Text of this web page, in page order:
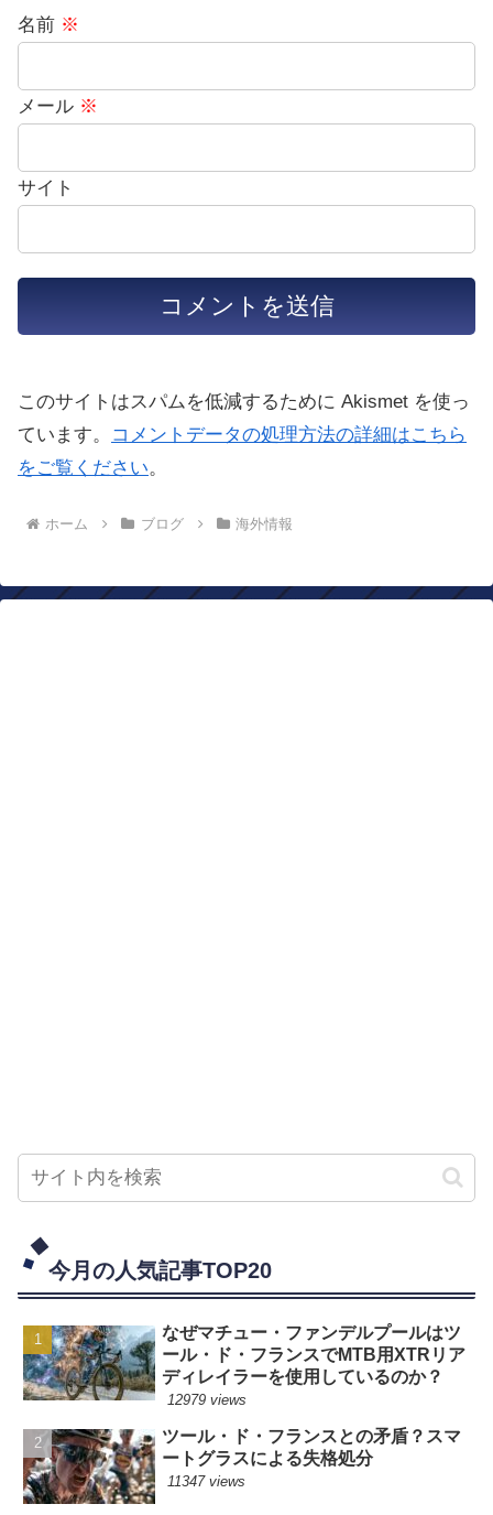
名前 ※
メール ※
サイト
このサイトはスパムを低減するために Akismet を使っ
ています。
コメントデータの処理方法の詳細はこちら
をご覧ください。
ホーム ブログ 海外情報
今月の人気記事TOP20
なぜマチュー・ファンデルプールはツ
ール・ド・フランスでMTB用XTRリア
ディレイラーを使用しているのか？
12979 views
ツール・ド・フランスとの矛盾？スマ
ートグラスによる失格処分
11347 views